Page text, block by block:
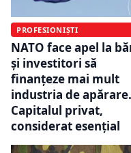
PROFESIONIȘTI
NATO face apel la
și investitori să
finanțeze mai mult
industria de apărare.
Capitalul privat,
considerat esențial